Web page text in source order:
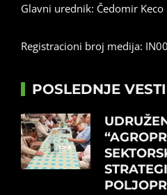
Glavni urednik: Čedomir Keco
Registracioni broj medija:
POSLEDNJE VESTI